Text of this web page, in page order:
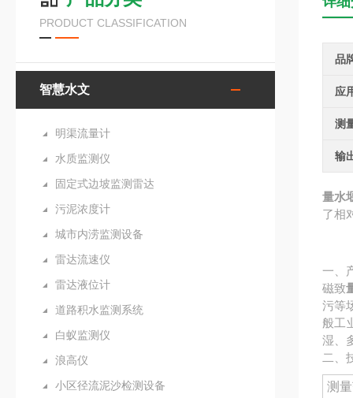
PRODUCT CLASSIFICATION
智慧水文
明渠流量计
水质监测仪
固定式边坡监测雷达
污泥浓度计
城市内涝监测设备
雷达流速仪
雷达液位计
道路积水监测系统
白蚁监测仪
浪高仪
小区径流泥沙检测设备
品
应
测
输
量水
了相
一、
磁致
污等
般工
湿、
二、
测